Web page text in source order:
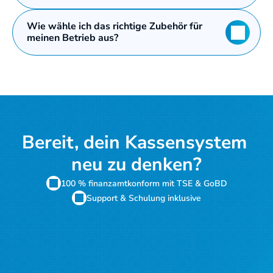
Wie wähle ich das richtige Zubehör für
meinen Betrieb aus?
Bereit, dein Kassensystem
neu zu denken?
100 % finanzamtkonform mit TSE & GoBD
Support & Schulung inklusive